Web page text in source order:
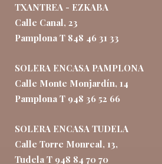
TXANTREA - EZKABA
Calle Canal, 23
Pamplona T 848 46 31 33
SOLERA ENCASA PAMPLONA
Calle Monte Monjardín, 14
Pamplona T 948 36 52 66
SOLERA ENCASA TUDELA
Calle Torre Monreal, 13,
Tudela T 948 84 70 70